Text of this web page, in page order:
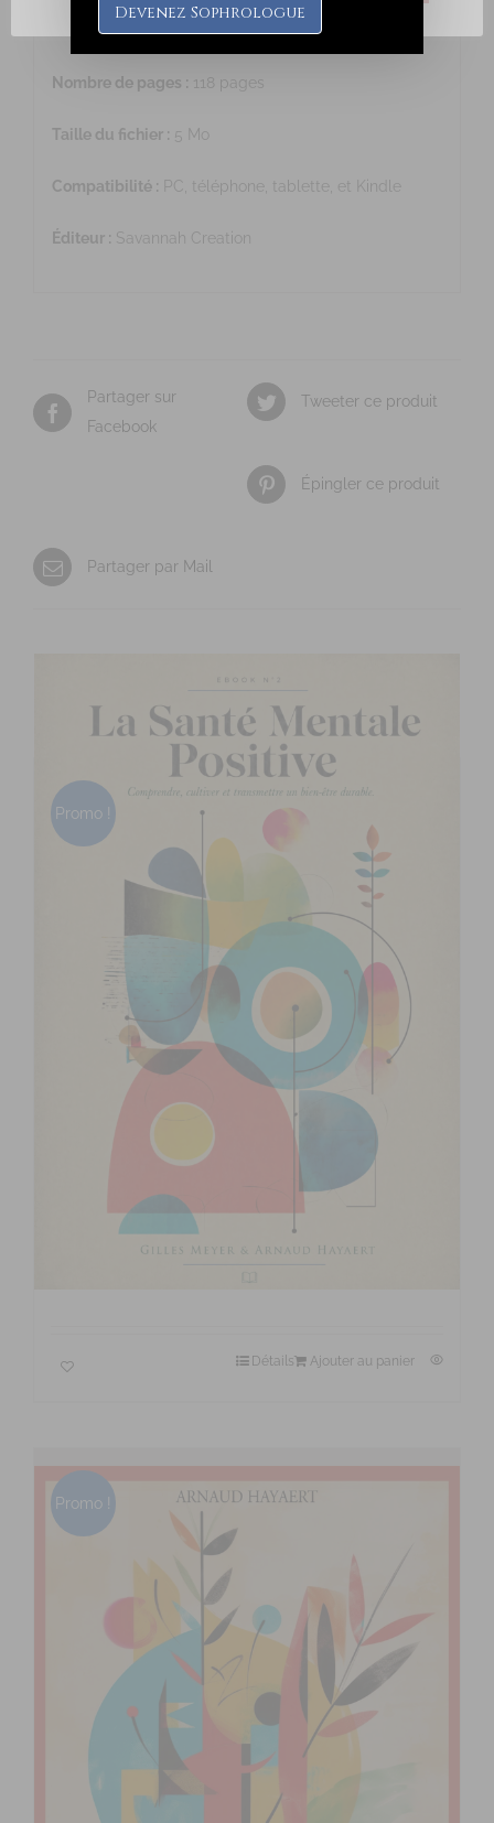
Langue :Français
Nombre de pages : 118 pages
Taille du fichier : 5 Mo
Compatibilité : PC, téléphone, tablette, et Kindle
Éditeur : Savannah Creation
Partager sur
Facebook
Tweeter ce produit
Épingler ce produit
Partager par Mail
Promo !
La Santé Mentale Positive · par Gilles
Meyer et Arnaud Hayaert
Ajouter au panier
Détails
Promo !
Devenez Sophrologue